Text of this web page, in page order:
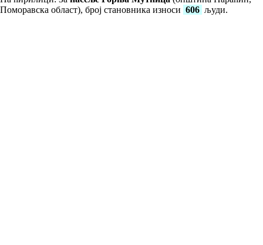
Поморавска област), број становника износи 606 људи.